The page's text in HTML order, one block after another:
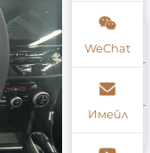
WeChat
Имейл